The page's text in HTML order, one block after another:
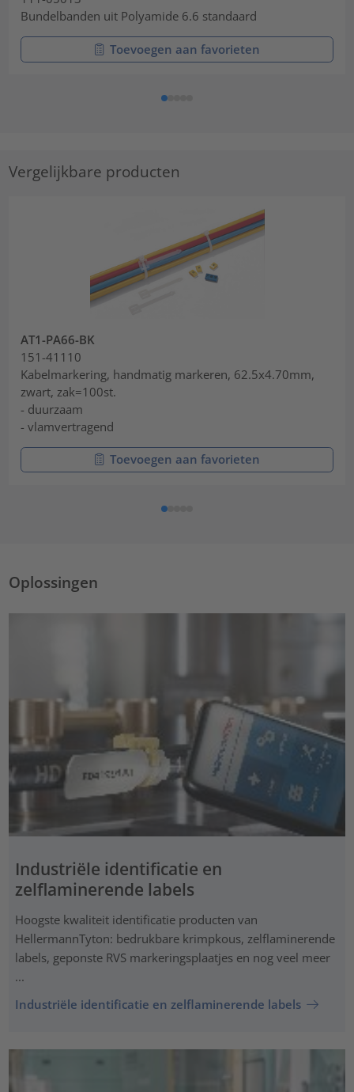
Bundelbanden uit Polyamide 6.6 standaard
Toevoegen aan favorieten
Vergelijkbare producten
AT1-PA66-BK
151-41110
Kabelmarkering, handmatig markeren, 62.5x4.70mm,
zwart, zak=100st.
- duurzaam
- vlamvertragend
Toevoegen aan favorieten
Oplossingen
Industriële identificatie en
zelflaminerende labels
Hoogste kwaliteit identificatie producten van
HellermannTyton: bedrukbare krimpkous, zelflaminerende
labels, geponste RVS markeringsplaatjes en nog veel meer
...
Industriële identificatie en zelflaminerende labels